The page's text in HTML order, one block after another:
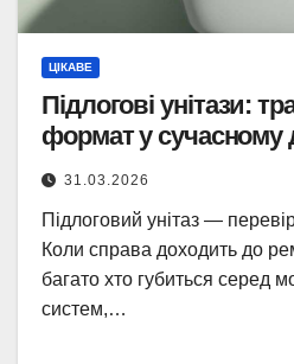
ЦІКАВЕ
Підлогові унітази:
формат у сучасному
31.03.2026
Підлоговий унітаз —
Коли справа доходить до
багато хто губиться серед
систем,…